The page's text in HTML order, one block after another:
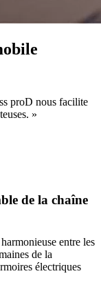
proD nous facilite
»
de la chaîne
entre les
de la
électriques